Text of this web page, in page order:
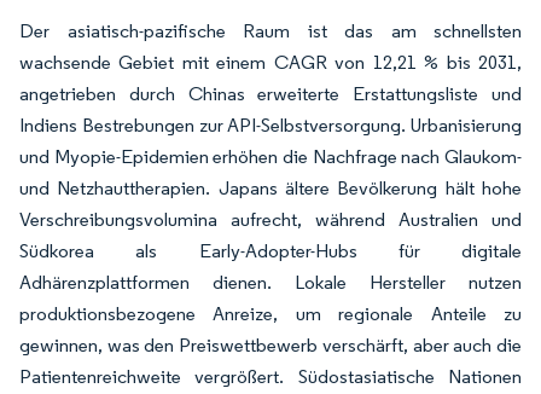
Der asiatisch-pazifische Raum ist das am schnellsten
wachsende Gebiet mit einem CAGR von 12,21 % bis 2031,
angetrieben durch Chinas erweiterte Erstattungsliste und
Indiens Bestrebungen zur API-Selbstversorgung. Urbanisierung
und Myopie-Epidemien erhöhen die Nachfrage nach Glaukom-
und Netzhauttherapien. Japans ältere Bevölkerung hält hohe
Verschreibungsvolumina aufrecht, während Australien und
Südkorea als Early-Adopter-Hubs für digitale
Adhärenzplattformen dienen. Lokale Hersteller nutzen
produktionsbezogene Anreize, um regionale Anteile zu
gewinnen, was den Preiswettbewerb verschärft, aber auch die
Patientenreichweite vergrößert. Südostasiatische Nationen